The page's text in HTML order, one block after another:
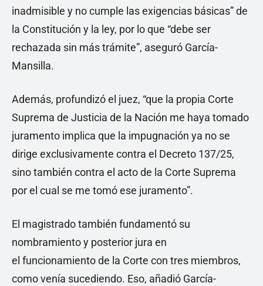
inadmisible y no cumple las exigencias básicas” de
la Constitución y la ley, por lo que “debe ser
rechazada sin más trámite”, aseguró García-
Mansilla.
Además, profundizó el juez, “que la propia Corte
Suprema de Justicia de la Nación me haya tomado
juramento implica que la impugnación ya no se
dirige exclusivamente contra el Decreto 137/25,
sino también contra el acto de la Corte Suprema
por el cual se me tomó ese juramento”.
El magistrado también fundamentó su
nombramiento y posterior jura en
el funcionamiento de la Corte con tres miembros,
como venía sucediendo. Eso, añadió García-